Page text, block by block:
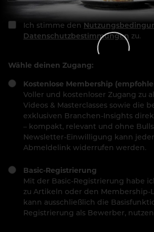
Ich stimme den
Datenschutzbestimmungen zu.
Wähle deinen Zugang:
Kostenlose Membership
Voller und kostenloser Zugang zu
Videos & Masterclasses sowie die
exklusiven Branchen-Insights
– kompakt, relevant und ohne
Newsletter-Einwilligung kann
Abmeldelink widerrufen werden.
Basic-Registrierung
Mit der Basic-Registrierung habe
zu Artikeln oder den Membership-
kann ausschließlich die
Registrierung als Bewerber,